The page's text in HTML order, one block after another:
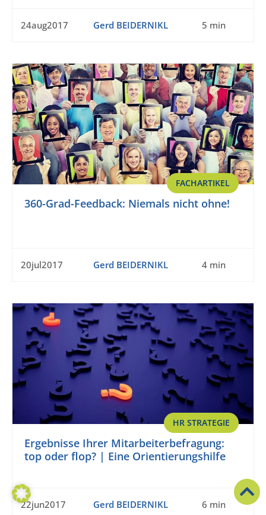
24aug2017 Gerd BEIDERNIKL 5 min
FACHARTIKEL
360-Grad-Feedback: Niemals nicht ohne!
20jul2017 Gerd BEIDERNIKL 4 min
HR STRATEGIE
Ergebnisse Ihrer Mitarbeiterbefragung:
top oder flop? | Eine Orientierungshilfe
22jun2017 Gerd BEIDERNIKL 6 min